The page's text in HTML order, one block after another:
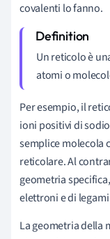
covalenti lo fanno.
Un reticolo è
atomi o
Per esempio, il
ioni positivi di
semplice molecola
reticolare. Al
geometria
elettroni e di
La geometria della